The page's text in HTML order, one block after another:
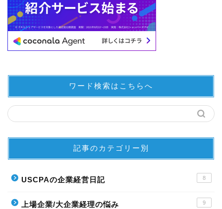
ワード検索はこちらへ
記事のカテゴリー別
USCPAの企業経営日記 8
上場企業/大企業経理の悩み 9